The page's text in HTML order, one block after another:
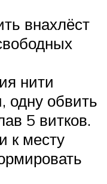
внахлёст
нити
одну обвить
5 витков.
к месту